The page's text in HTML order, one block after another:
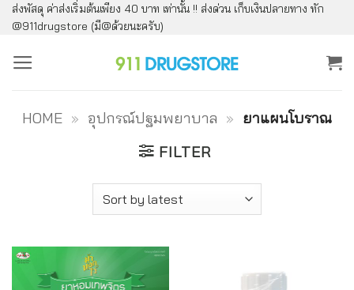
ข้าม
ไป
ยัง
ส่งพัสดุ ค่าส่งเริ่มต้นเพียง 40 บาท เท่านั้น !! ส่งด่วน เก็บเงินปลายทาง ทัก
@911drugstore (มี@ด้วยนะครับ)
HOME » อุปกรณ์ปฐมพยาบาล » ยาแผนโบราณ
FILTER